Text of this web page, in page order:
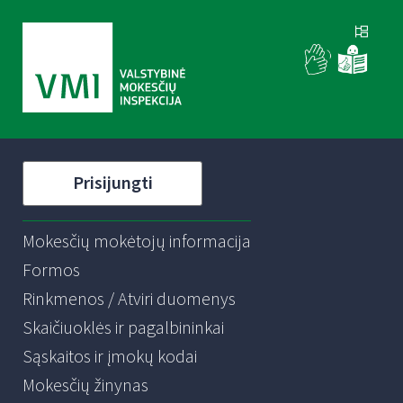
Prisijungti
Mokesčių mokėtojų informacija
Formos
Rinkmenos / Atviri duomenys
Skaičiuoklės ir pagalbininkai
Sąskaitos ir įmokų kodai
Mokesčių žinynas